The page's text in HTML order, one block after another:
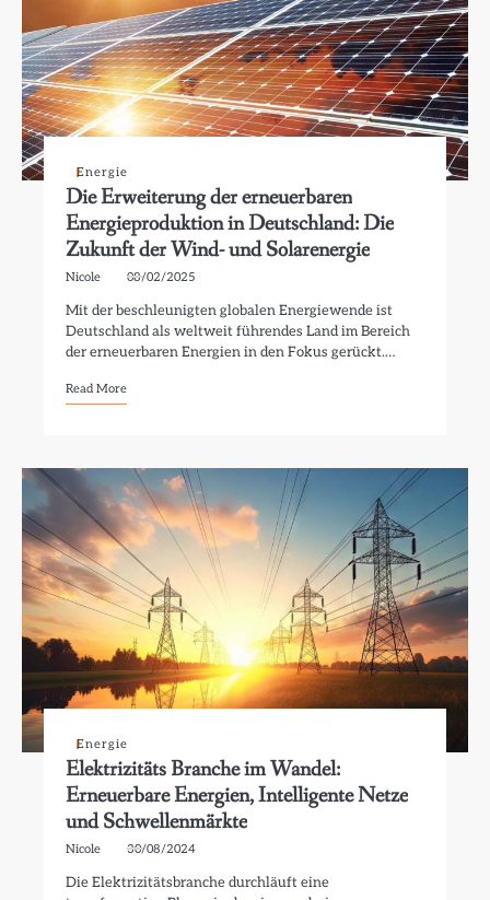
Energie
Die Erweiterung der erneuerbaren
Energieproduktion in Deutschland: Die
Zukunft der Wind- und Solarenergie
Nicole 08/02/2025
Mit der beschleunigten globalen Energiewende ist
Deutschland als weltweit führendes Land im Bereich
der erneuerbaren Energien in den Fokus gerückt.…
Read More
Energie
Elektrizitäts Branche im Wandel:
Erneuerbare Energien, Intelligente Netze
und Schwellenmärkte
Nicole 30/08/2024
Die Elektrizitätsbranche durchläuft eine